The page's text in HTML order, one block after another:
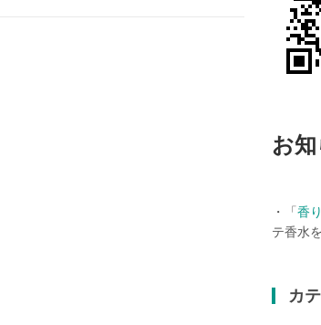
お
・「香
テ香水
カ